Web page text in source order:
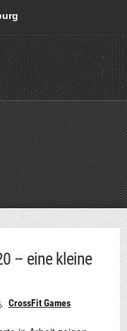
– eine kleine
, CrossFit Games